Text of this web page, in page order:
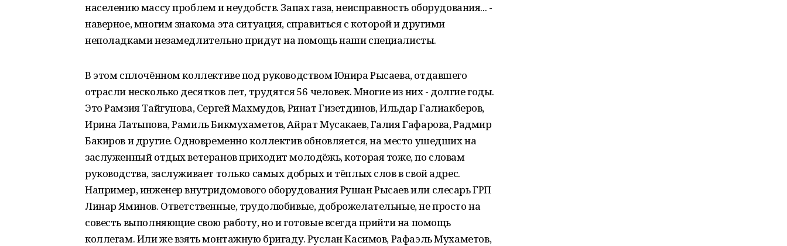
населению массу проблем и неудобств. Запах газа, неисправность оборудования... -
наверное, многим знакома эта ситуация, справиться с которой и другими
неполадками незамедлительно придут на помощь наши специалисты.
В этом сплочённом коллективе под руководством Юнира Рысаева, отдавшего
отрасли несколько десятков лет, трудятся 56 человек. Мно­гие из них - долгие годы.
Это Рамзия Тайгунова, Сергей Махмудов, Ринат Гизетдинов, Ильдар Галиакберов,
Ирина Латыпова, Рамиль Бикмухаметов, Айрат Мусакаев, Галия Гафарова, Радмир
Бакиров и другие. Одновременно коллектив обновляется, на место ушедших на
заслуженный отдых ветеранов приходит молодёжь, которая тоже, по словам
руководства, заслуживает только самых добрых и тёплых слов в свой адрес.
Например, инженер внутридомового оборудования Рушан Рысаев или слесарь ГРП
Линар Яминов. Ответственные, трудолюбивые, доброжелательные, не просто на
совесть выполняющие свою работу, но и готовые всегда прийти на помощь
коллегам. Или же взять монтаж­ную бригаду. Руслан Касимов, Рафаэль Мухаметов,